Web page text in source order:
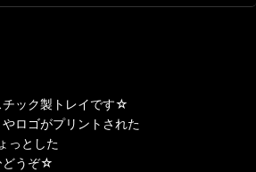
チック製トレイです☆
ロゴがプリントされた
っとした
どうぞ☆